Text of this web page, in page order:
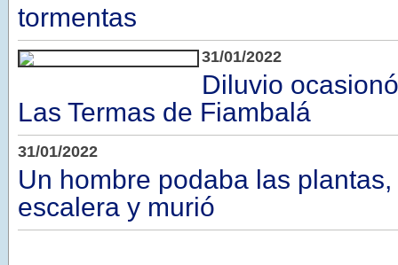
tormentas
31/01/2022
Diluvio
Las Termas de Fiambalá
31/01/2022
Un hombre podaba las
escalera y murió